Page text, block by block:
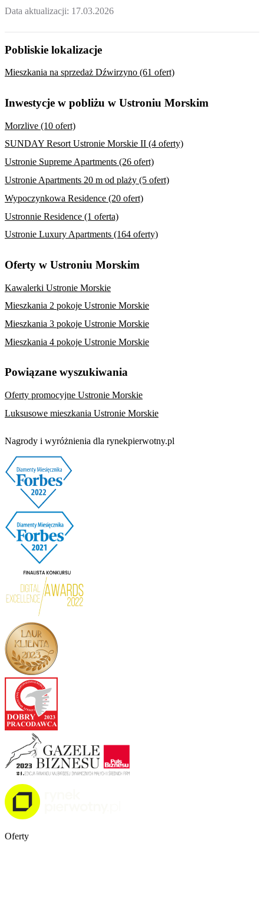
Data aktualizacji: 17.03.2026
Pobliskie lokalizacje
Mieszkania na sprzedaż Dźwirzyno (61 ofert)
Inwestycje w pobliżu w Ustroniu Morskim
Morzlive (10 ofert)
SUNDAY Resort Ustronie Morskie II (4 oferty)
Ustronie Supreme Apartments (26 ofert)
Ustronie Apartments 20 m od plaży (5 ofert)
Wypoczynkowa Residence (20 ofert)
Ustronnie Residence (1 oferta)
Ustronie Luxury Apartments (164 oferty)
Oferty w Ustroniu Morskim
Kawalerki Ustronie Morskie
Mieszkania 2 pokoje Ustronie Morskie
Mieszkania 3 pokoje Ustronie Morskie
Mieszkania 4 pokoje Ustronie Morskie
Powiązane wyszukiwania
Oferty promocyjne Ustronie Morskie
Luksusowe mieszkania Ustronie Morskie
Nagrody i wyróżnienia dla rynekpierwotny.pl
Oferty